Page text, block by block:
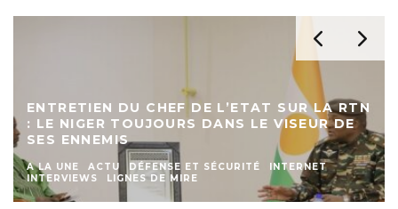
ENTRETIEN DU CHEF DE L’ETAT SUR LA RTN
: LE NIGER TOUJOURS DANS LE VISEUR DE
SES ENNEMIS
A LA UNE ACTU DÉFENSE ET SÉCURITÉ
INTERNET
INTERVIEWS
LIGNES DE MIRE